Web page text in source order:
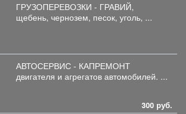
ГРУЗОПЕРЕВОЗКИ - ГРАВИЙ,
щебень, чернозем, песок, уголь, ...
АВТОСЕРВИС - КАПРЕМОНТ
двигателя и агрегатов автомобилей. ...
300 руб.